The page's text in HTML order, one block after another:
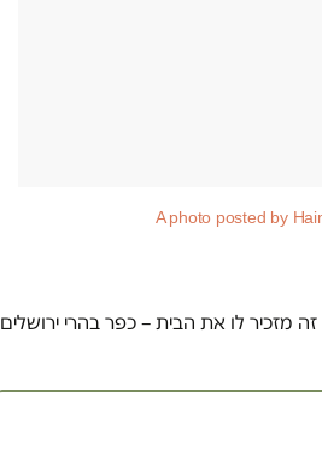
A photo posted by
מזכיר לו את הבית – כפר בהרי ירושלים